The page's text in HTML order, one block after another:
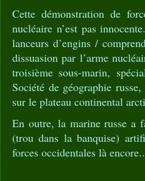
Cette démonstration de
nucléaire n’est pas
lanceurs d’engins /
dissuasion par l’arme
troisième sous-marin,
Société de géographie
sur le plateau continental
En outre, la marine russe a
(trou dans la banquise)
forces occidentales là